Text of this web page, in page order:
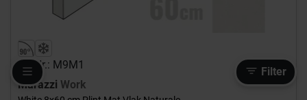
Filter
Art-Nr.: M9M1
Marazzi Work